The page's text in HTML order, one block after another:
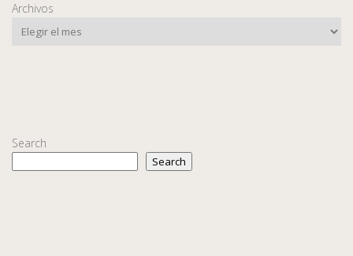
Archivos
Search
Search